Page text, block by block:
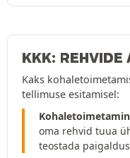
KKK: REHVIDE
Kaks
tellimuse esitamisel:
oma rehvid tuua
teostada